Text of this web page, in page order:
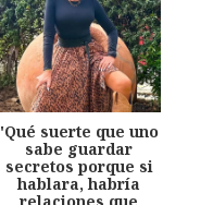
'Qué suerte que uno
sabe guardar
secretos porque si
hablara, habría
relaciones que